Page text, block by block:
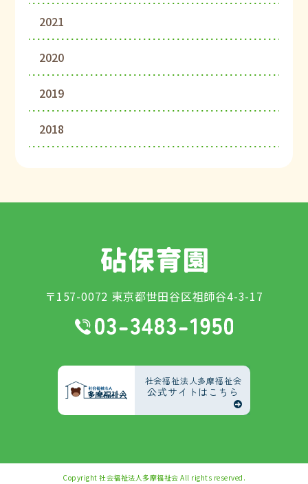
2021
2020
2019
2018
〒157-0072 東京都世田谷区祖師谷4-3-17
社会福祉法人多摩福祉会
公式サイトはこちら
Copyright 社会福祉法人多摩福祉会 All rights reserved.